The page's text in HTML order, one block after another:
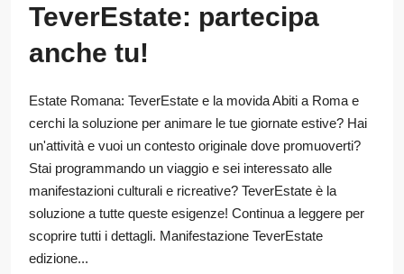
TeverEstate: partecipa
anche tu!
Estate Romana: TeverEstate e la movida Abiti a Roma e
cerchi la soluzione per animare le tue giornate estive? Hai
un'attività e vuoi un contesto originale dove promuoverti?
Stai programmando un viaggio e sei interessato alle
manifestazioni culturali e ricreative? TeverEstate è la
soluzione a tutte queste esigenze! Continua a leggere per
scoprire tutti i dettagli. Manifestazione TeverEstate
edizione...